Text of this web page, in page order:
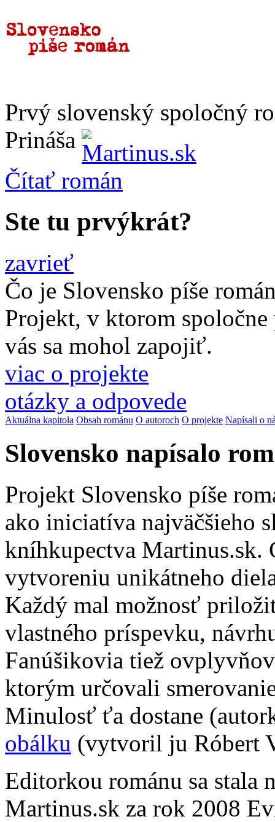
Prvý slovenský spoločný
Prináša
Čítať román
Ste tu prvýkrát?
zavrieť
Čo je Slovensko píše
Projekt, v ktorom
vás sa mohol zapojiť.
viac o projekte
otázky a odpovede
Aktuálna kapitola Obsah románu O autoroch O projekte Napísali o
Slovensko napísalo
Projekt Slovensko píše
ako iniciatíva najväčšieho
kníhkupectva
vytvoreniu unikátneho
Každý mal možnosť
vlastného príspevku,
Fanúšikovia tiež
ktorým určovali
Minulosť ťa dostane
obálku (vytvoril ju Róbert
Editorkou románu sa stala
Martinus.sk za rok 2008